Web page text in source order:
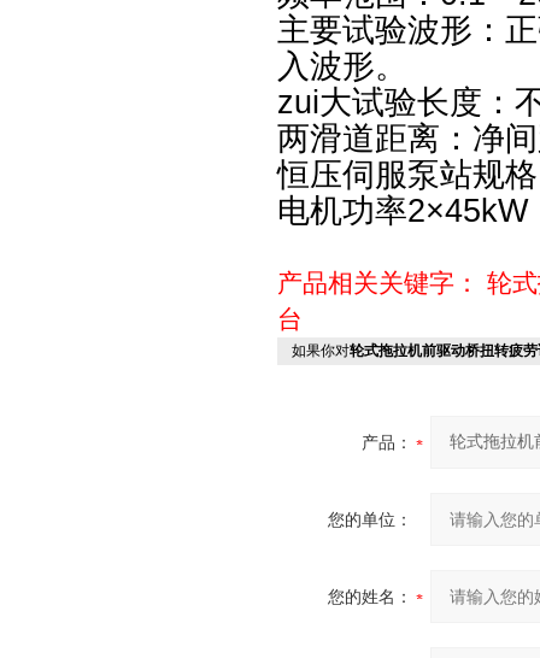
主要试验波形：
入波形。
zui大试验长度：
两滑道距离：净
恒压伺服泵站规
电机功率2×45kW
产品相关关键字： 轮
台
如果你对轮式拖拉机前驱动桥扭转疲
产品：
您的单位：
您的姓名：